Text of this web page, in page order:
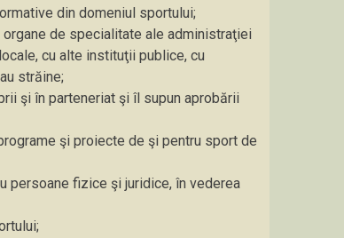
din domeniul sportului;
de specialitate ale administraţiei
cu alte instituţii publice, cu
străine;
şi în parteneriat şi îl supun aprobării
şi proiecte de şi pentru sport de
persoane fizice şi juridice, în vederea